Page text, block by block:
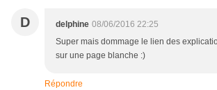
D delphine 08/06/2016 22:25
Super mais dommage le lien des
sur une page blanche :)
Répondre